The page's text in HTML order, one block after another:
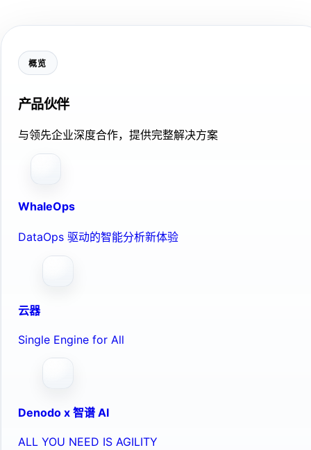
概览
产品伙伴
与领先企业深度合作，提供完整解决方案
WhaleOps
DataOps 驱动的智能分析新体验
云器
Single Engine for All
Denodo x 智谱 AI
ALL YOU NEED IS AGILITY